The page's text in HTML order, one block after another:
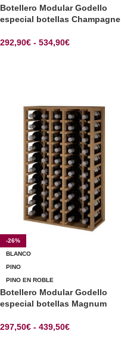
Botellero Modular Godello
especial botellas Champagne
292,90€ - 534,90€
-26%
BLANCO
PINO
PINO EN ROBLE
Botellero Modular Godello
especial botellas Magnum
297,50€ - 439,50€